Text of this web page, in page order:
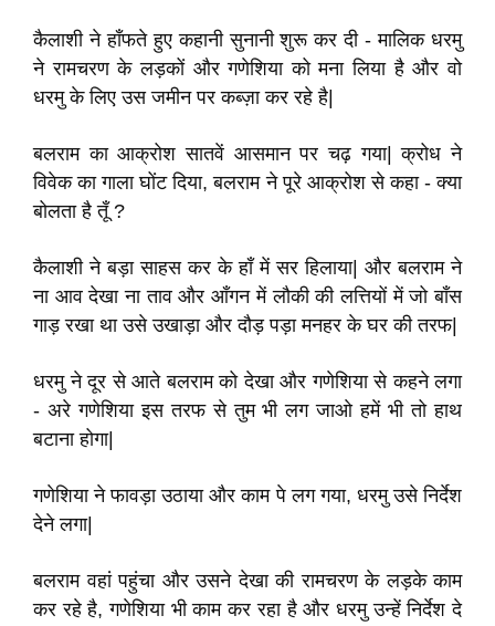
कैलाशी ने हाँफते हुए कहानी सुनानी शुरू कर दी - मालिक धरमु
ने रामचरण के लड़कों और गणेशिया को मना लिया है और वो
धरमु के लिए उस जमीन पर कब्ज़ा कर रहे है
बलराम का आक्रोश सातवें आसमान पर चढ़ गया|क्रोध ने
विवेक का गाला घोंट दिया,बलराम ने पूरे आक्रोश से कहा - क्या
बोलता है तूँ?
कैलाशी ने बड़ा साहस कर के हाँ में सर हिलाया| और बलराम ने
ना आव देखा ना ताव और आँगन में लौकी की लत्तियों में जो बाँस
गाड़ रखा था उसे उखाड़ा और दौड़ पड़ा मनहर के घर की तरफ|
धरमु ने दूर से आते बलराम को देखा और गणेशिया से कहने लगा
- अरे गणेशिया इस तरफ से तुम भी लग जाओ हमें भी तो हाथ
बटाना होगा|
गणेशिया ने फावड़ा उठाया और काम पे लग गया, धरमु उसे निर्देश
देने लगा|
बलराम वहां पहुंचा और उसने देखा की रामचरण के लड़के काम
कर रहे है,गणेशिया भी काम कर रहा है और धरमु उन्हें निर्देश दे